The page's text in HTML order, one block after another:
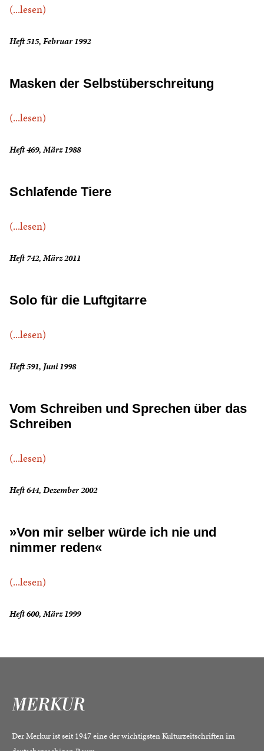
(...lesen)
Heft 515, Februar 1992
Masken der Selbstüberschreitung
(...lesen)
Heft 469, März 1988
Schlafende Tiere
(...lesen)
Heft 742, März 2011
Solo für die Luftgitarre
(...lesen)
Heft 591, Juni 1998
Vom Schreiben und Sprechen über das
Schreiben
(...lesen)
Heft 644, Dezember 2002
»Von mir selber würde ich nie und
nimmer reden«
(...lesen)
Heft 600, März 1999
Der Merkur ist seit 1947 eine der wichtigsten Kulturzeitschriften im